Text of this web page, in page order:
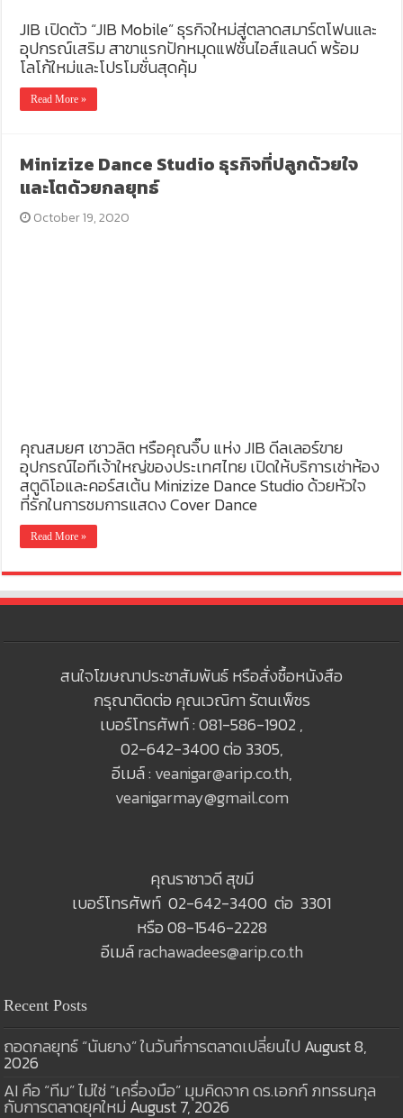
JIB เปิดตัว “JIB Mobile” ธุรกิจใหม่สู่ตลาดสมาร์ตโฟนและ
อุปกรณ์เสริม สาขาแรกปักหมุดแฟชั่นไอส์แลนด์ พร้อม
โลโก้ใหม่และโปรโมชั่นสุดคุ้ม
Read More »
Minizize Dance Studio ธุรกิจที่ปลูกด้วยใจ
และโตด้วยกลยุทธ์
October 19, 2020
คุณสมยศ เชาวลิต หรือคุณจิ๊บ แห่ง JIB ดีลเลอร์ขาย
อุปกรณ์ไอทีเจ้าใหญ่ของประเทศไทย เปิดให้บริการเช่าห้อง
สตูดิโอและคอร์สเต้น Minizize Dance Studio ด้วยหัวใจ
ที่รักในการชมการแสดง Cover Dance
Read More »
สนใจโฆษณาประชาสัมพันธ์ หรือสั่งซื้อหนังสือ
กรุณาติดต่อ คุณเวณิกา รัตนเพ็ชร
เบอร์โทรศัพท์ : 081-586-1902 ,
02-642-3400 ต่อ 3305,
อีเมล์ : veanigar@arip.co.th,
veanigarmay@gmail.com
คุณราชาวดี สุขมี
เบอร์โทรศัพท์ 02-642-3400 ต่อ 3301
หรือ 08-1546-2228
อีเมล์rachawadees@arip.co.th
Recent Posts
ถอดกลยุทธ์ “นันยาง” ในวันที่การตลาดเปลี่ยนไป August 8,
2026
AI คือ “ทีม” ไม่ใช่ “เครื่องมือ” มุมคิดจาก ดร.เอกก์ ภทรธนกุล
กับการตลาดยุคใหม่ August 7, 2026